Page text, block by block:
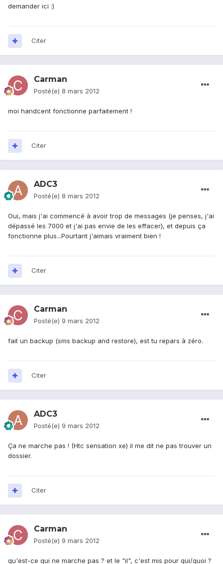
demander ici :)
Citer
Carman
Posté(e) 8 mars 2012
moi handcent fonctionne parfaitement !
Citer
ADC3
Posté(e) 8 mars 2012
Oui, mais j'ai commencé à avoir trop de messages (je penses, j'ai
dépassé les 7000 et j'ai pas envie de les effacer), et depuis ça
fonctionne plus...Pourtant j'aimais vraiment bien !
Citer
Carman
Posté(e) 9 mars 2012
fait un backup (sms backup and restore), est tu repars à zéro.
Citer
ADC3
Posté(e) 9 mars 2012
Ça ne marche pas ! (Htc sensation xe) il me dit ne pas trouver un
dossier.
Citer
Carman
Posté(e) 9 mars 2012
qu'est-ce qui ne marche pas ? et le "il", c'est mis pour qui/quoi ?